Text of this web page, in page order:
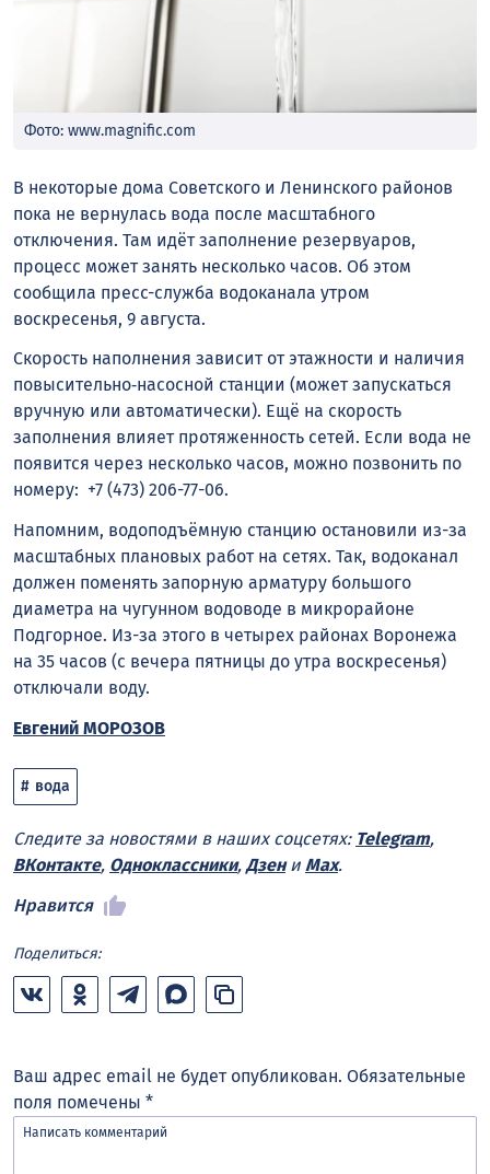
Фото: www.magnific.com
В некоторые дома Советского и Ленинского районов
пока не вернулась вода после масштабного
отключения. Там идёт заполнение резервуаров,
процесс может занять несколько часов. Об этом
сообщила пресс-служба водоканала утром
воскресенья, 9 августа.
Скорость наполнения зависит от этажности и наличия
повысительно‑насосной станции (может запускаться
вручную или автоматически). Ещё на скорость
заполнения влияет протяженность сетей. Если вода не
появится через несколько часов, можно позвонить по
номеру: +7 (473) 206-77-06.
Напомним, водоподъёмную станцию остановили из-за
масштабных плановых работ на сетях. Так, водоканал
должен поменять запорную арматуру большого
диаметра на чугунном водоводе в микрорайоне
Подгорное. Из-за этого в четырех районах Воронежа
на 35 часов (с вечера пятницы до утра воскресенья)
отключали воду.
Евгений МОРОЗОВ
вода
Следите за новостями в наших соцсетях: Telegram,
ВКонтакте, Одноклассники, Дзени Max.
Нравится
Поделиться:
Ваш адрес email не будет опубликован. Обязательные
поля помечены *